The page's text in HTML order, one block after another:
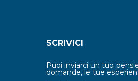
SCRIVICI
Puoi inviarci un tuo
domande, le tue